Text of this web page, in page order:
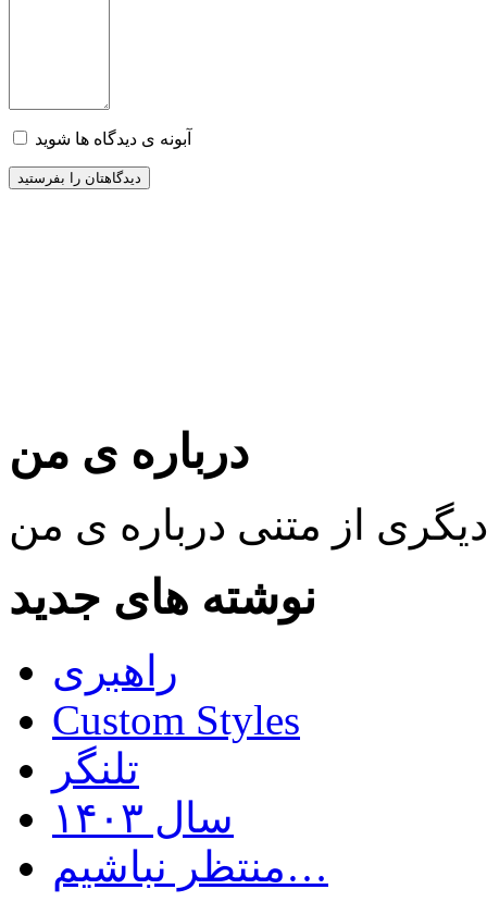
آبونه ی دیدگاه ها شوید
درباره ی من
نوشته های جدید
راهبری
Custom Styles
تلنگر
سال ۱۴۰۳
منتظر نباشیم…